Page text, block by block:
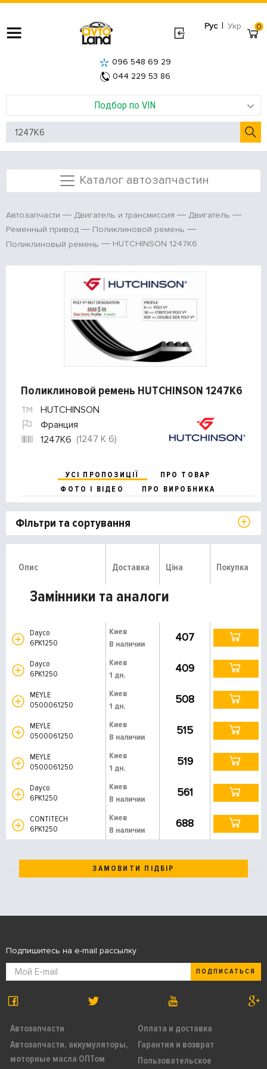
Рус | Укр
Подбор по VIN
096 548 69 29
044 229 53 86
0
Каталог автозапчастин
Автозапчасти Двигатель и трансмиссия
Двигатель
Ременный привод
Поликлиновой ремень
Поликлиновый ремень
HUTCHINSON 1247K6
Поликлиновой ремень HUTCHINSON 1247K6
HUTCHINSON
Франция
1247K6 (1247 K 6)
УСІ ПРОПОЗИЦІЇ
ПРО ТОВАР
ФОТО І ВІДЕО
ПРО ВИРОБНИКА
Фільтри та сортування
Опис Доставка Ціна Покупка
Замінники та аналоги
Dayco
6PK1250
Киев
В наличии
407
Dayco
6PK1250
Киев
1 дн.
409
MEYLE
0500061250
Киев
1 дн.
508
MEYLE
0500061250
Киев
В наличии
515
MEYLE
0500061250
Киев
1 дн.
519
Dayco
6PK1250
Киев
В наличии
561
CONTITECH
6PK1250
Киев
В наличии
688
ЗАМОВИТИ ПІДБІР
Автозапчасти
Автозапчасти, аккумуляторы,
моторные масла ОПТом
Оплата и доставка
Гарантия и возврат
Пользовательское
Подпишитесь на e-mail рассылку
ПОДПИСАТЬСЯ